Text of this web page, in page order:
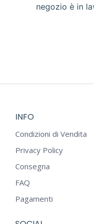
negozio è in
INFO
Condizioni di Vendita
Privacy Policy
Consegna
FAQ
Pagamenti